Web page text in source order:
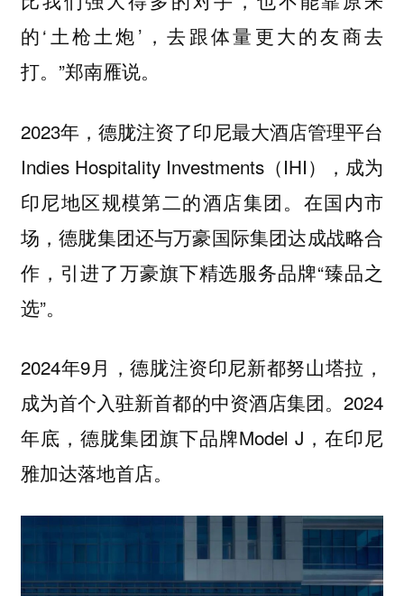
的‘土枪土炮’，去跟体量更大的友商去
打。”郑南雁说。
2023年，德胧注资了印尼最大酒店管理平台
Indies Hospitality Investments（IHI），成为
印尼地区规模第二的酒店集团。在国内市
场，德胧集团还与万豪国际集团达成战略合
作，引进了万豪旗下精选服务品牌“臻品之
选”。
2024年9月，德胧注资印尼新都努山塔拉，
成为首个入驻新首都的中资酒店集团。2024
年底，德胧集团旗下品牌Model J，在印尼
雅加达落地首店。